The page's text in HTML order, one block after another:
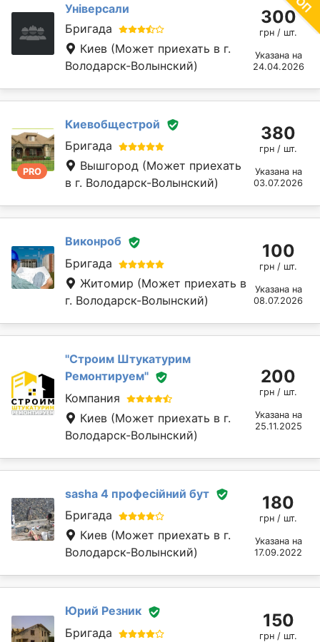
Універсали
Бригада
Киев (Может приехать в г.
Володарск-Волынский)
300
грн / шт.
Указана на
24.04.2026
PRO
Киевобщестрой
Бригада
Вышгород (Может приехать
в г. Володарск-Волынский)
380
грн / шт.
Указана на
03.07.2026
Виконроб
Бригада
Житомир (Может приехать в
г. Володарск-Волынский)
100
грн / шт.
Указана на
08.07.2026
''Строим Штукатурим
Ремонтируем''
Компания
Киев (Может приехать в г.
Володарск-Волынский)
200
грн / шт.
Указана на
25.11.2025
sasha 4 професійний бут
Бригада
Киев (Может приехать в г.
Володарск-Волынский)
180
грн / шт.
Указана на
17.09.2022
Юрий Резник
Бригада
150
грн / шт.